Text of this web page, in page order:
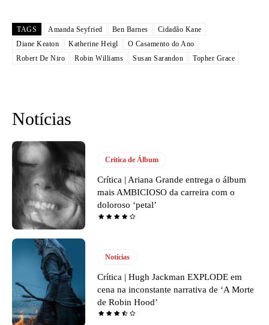
TAGS Amanda Seyfried Ben Barnes
Cidadão Kane
Diane Keaton
Katherine Heigl
O Casamento do Ano
Robert De Niro
Robin Williams Susan Sarandon Topher Grace
Notícias
Crítica de Álbum
Crítica | Ariana Grande entrega o álbum
mais AMBICIOSO da carreira com o
doloroso ‘petal’
Notícias
Crítica | Hugh Jackman EXPLODE em
cena na inconstante narrativa de ‘A Morte
de Robin Hood’